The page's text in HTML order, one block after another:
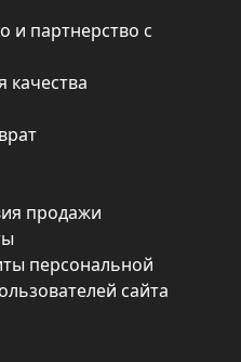
и партнерство с
качества
продажи
персональной
сайта